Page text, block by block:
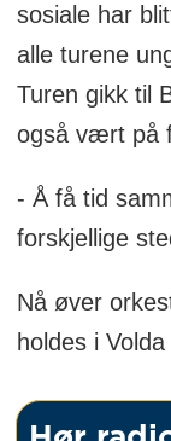
sosiale har
alle turene
Turen gikk til
også vært på
- Å få tid
forskjellige
Nå øver
holdes i